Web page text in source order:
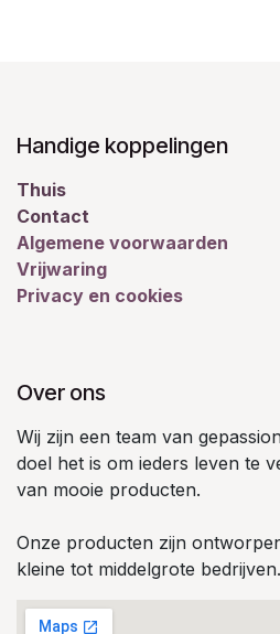
Handige koppelingen
Thuis
Contact
Algemene voorwaarden
Vrijwaring
Privacy en cookies
Over ons
Wij zijn een team van
doel het is om ieders leven te
van mooie producten.
Onze producten zijn
kleine tot middelgrote bedrijven.